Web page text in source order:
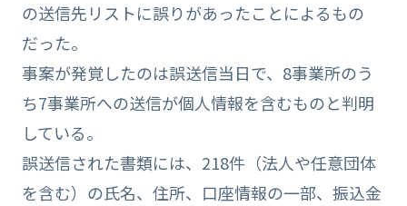
の送信先リストに誤りがあったことによるもの
だった。
事案が発覚したのは誤送信当日で、8事業所のう
ち7事業所への送信が個人情報を含むものと判明
している。
誤送信された書類には、218件（法人や任意団体
を含む）の氏名、住所、口座情報の一部、振込金